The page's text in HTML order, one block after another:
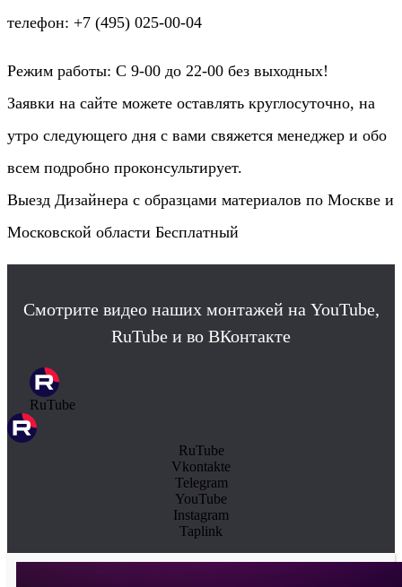
телефон: +7 (495) 025-00-04
Режим работы: C 9-00 до 22-00 без выходных!
Заявки на сайте можете оставлять круглосуточно, на
утро следующего дня с вами свяжется менеджер и обо
всем подробно проконсультирует.
Выезд Дизайнера с образцами материалов по Москве и
Московской области Бесплатный
Смотрите видео наших монтажей на YouTube,
RuTube и во ВКонтакте
RuTube
RuTube
Vkontakte
Telegram
YouTube
Instagram
Taplink